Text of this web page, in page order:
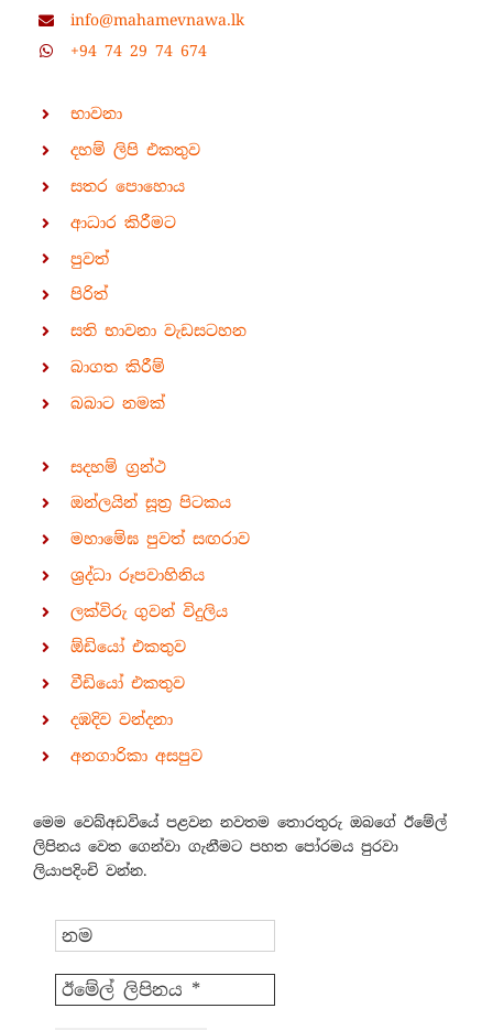
info@mahamevnawa.lk
+94 74 29 74 674
භාවනා
දහම් ලිපි එකතුව
සතර පොහොය
ආධාර කිරීමට
පුවත්
පිරිත්
සති භාවනා වැඩසටහන
බාගත කිරීම්
බබාට නමක්
සදහම් ග්‍රන්ථ
ඔන්ලයින් සූත්‍ර පිටකය
මහාමේඝ පුවත් සඟරාව
ශ්‍රද්ධා රූපවාහිනිය
ලක්විරු ගුවන් විදුලිය
ඕඩියෝ එකතුව
වීඩියෝ එකතුව
දඹදිව වන්දනා
අනගාරිකා අසපුව
මෙම වෙබ්අඩවියේ පළවන නවතම තොරතුරු ඔබගේ ඊමේල්
ලිපිනය වෙත ගෙන්වා ගැනීමට පහත පෝරමය පුරවා
ලියාපදිංචි වන්න.